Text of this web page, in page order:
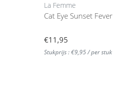
La Femme
Cat Eye Sunset Fever
€11,95
Stukprijs : €9,95 / per stuk